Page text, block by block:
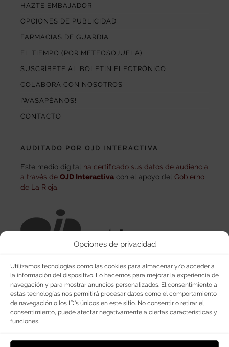
Opciones de privacidad
Utilizamos tecnologías como las cookies para almacenar y/o acceder a
la información del dispositivo. Lo hacemos para mejorar la experiencia de
navegación y para mostrar anuncios personalizados. El consentimiento a
estas tecnologías nos permitirá procesar datos como el comportamiento
de navegación o los ID's únicos en este sitio. No consentir o retirar el
consentimiento, puede afectar negativamente a ciertas características y
funciones.
HAZTE EMBAJADOR
OPCIONES DE PUBLICIDAD
FARMACIAS DE GUARDIA
EL TIEMPO (POR METEOSOJUELA)
SUSCRÍBETE AL BOLETÍN ELECTRÓNICO
COLABORA CON NOSOTROS
¡WASAPÉANOS!
CONTACTO
AUDITADO POR OJD INTERACTIVA
Este medio digital ha certificado sus datos de audiencia
a través de OJD Interactiva con el apoyo del Gobierno
de La Rioja.